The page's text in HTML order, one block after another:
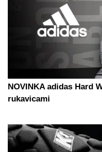
NOVINKA adidas Hard
rukavicami